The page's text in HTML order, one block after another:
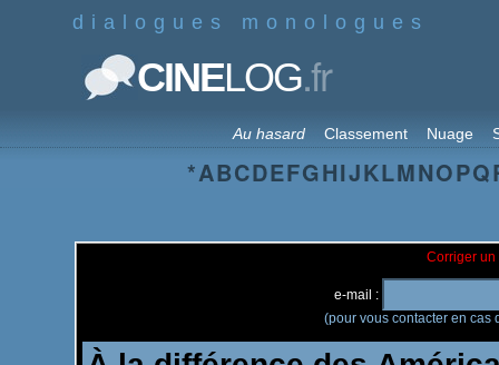
dialogues monologues
CINELOG.fr
Au hasard Classement Nuage
*ABCDEFGHIJKLMNOPQ
Corriger un
e-mail :
(pour vous contacter en cas